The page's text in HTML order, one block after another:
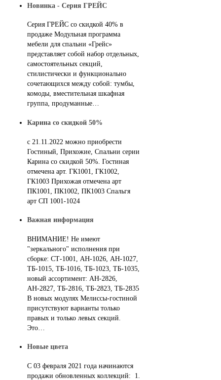
Новинка - Серия ГРЕЙС
Серия ГРЕЙС со скидкой 40% в
продаже Модульная программа
мебели для спальни «Грейс»
представляет собой набор отдельных,
самостоятельных секций,
стилистически и функционально
сочетающихся между собой: тумбы,
комоды, вместительная шкафная
группа, продуманные…
Карина со скидкой 50%
с 21.11.2022 можно приобрести
Гостиный, Прихожие, Спальни серии
Карина со скидкой 50%. Гостиная
отмечена арт. ГК1001, ГК1002,
ГК1003 Прихожая отмечена арт
ПК1001, ПК1002, ПК1003 Спальгя
арт СП 1001-1024
Важная информация
ВНИМАНИЕ! Не имеют
"зеркального" исполнения при
сборке: СТ-1001, АН-1026, АН-1027,
ТБ-1015, ТБ-1016, ТБ-1023, ТБ-1035,
новый ассортимент: АН-2826,
АН-2827, ТБ-2816, ТБ-2823, ТБ-2835
В новых модулях Мелиссы-гостиной
присутствуют варианты только
правых и только левых секций.
Это…
Новые цвета
С 03 февраля 2021 года начинаются
продажи обновленных коллекций: 1.